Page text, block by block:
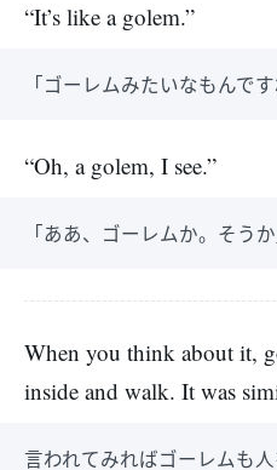
“It’s like a golem.”
「ゴーレムみたいなもんです
“Oh, a golem, I see.”
「ああ、ゴーレムか。そうか
When you think about it,
inside and walk. It was
言われてみればゴーレムも